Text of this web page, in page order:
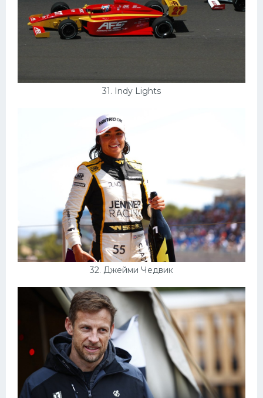
31. Indy Lights
32. Джейми Чедвик